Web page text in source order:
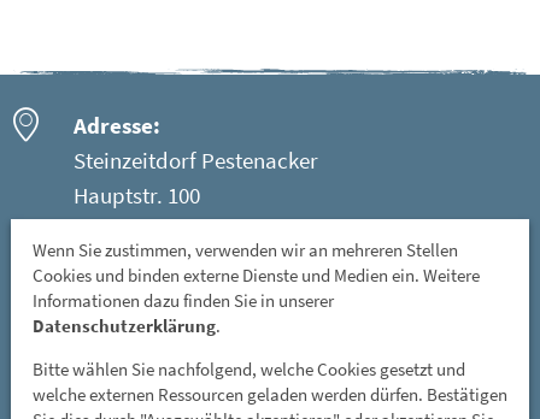
Adresse:
Steinzeitdorf Pestenacker
Hauptstr. 100
Öffnungszeiten:
Mittwoch: 08 - 12 Uhr
Freitag, Samstag und Sonntag: 13 - 17 Uhr
GESCHLOSSEN: vom 01. November bis 31. März
Wenn Sie zustimmen, verwenden wir an mehreren Stellen
Cookies und binden externe Dienste und Medien ein. Weitere
Informationen dazu finden Sie in unserer
Datenschutzerklärung.
Bitte wählen Sie nachfolgend, welche Cookies gesetzt und
welche externen Ressourcen geladen werden dürfen. Bestätigen